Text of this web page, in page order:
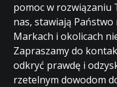
pomoc w rozwiązaniu
nas, stawiają
Markach i okolicach
Zapraszamy do
odkryć prawdę i
rzetelnym dowodom